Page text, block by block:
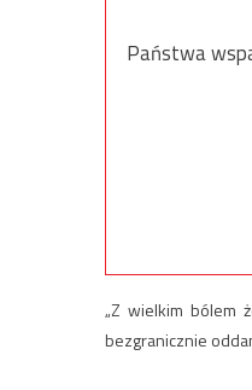
Państwa
„Z wielkim bólem
bezgranicznie